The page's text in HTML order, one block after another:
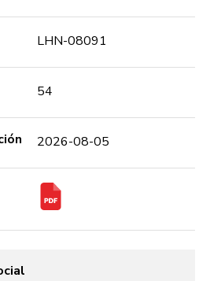
LHN-08091
54
2026-08-05